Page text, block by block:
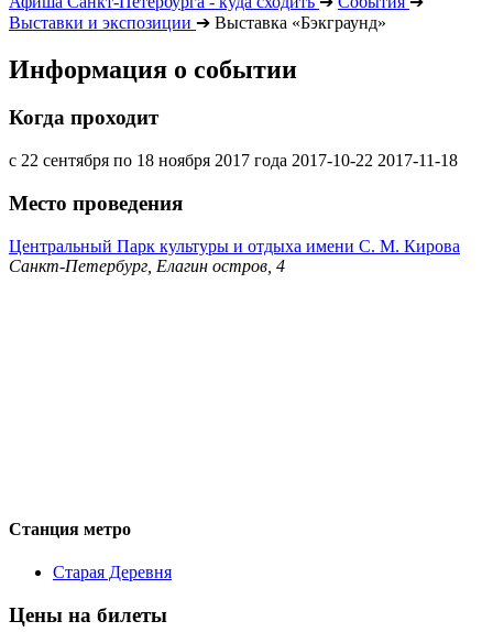
Выставки и экспозиции ➔ Выставка «Бэкграунд»
Информация о событии
Когда проходит
с 22 сентября по 18 ноября 2017 года 2017-10-22 2017-11-18
Место проведения
Центральный Парк культуры и отдыха имени С. М. Кирова
Санкт-Петербург, Елагин остров, 4
Станция метро
Старая Деревня
Цены на билеты